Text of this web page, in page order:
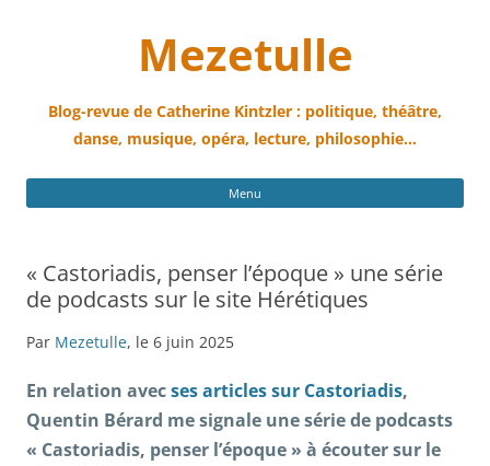
Mezetulle
Blog-revue de Catherine Kintzler : politique, théâtre,
danse, musique, opéra, lecture, philosophie…
Menu
« Castoriadis, penser l’époque » une série
de podcasts sur le site Hérétiques
Par Mezetulle, le 6 juin 2025
En relation avecses articles sur Castoriadis,
Quentin Bérard me signale une série de podcasts
« Castoriadis, penser l’époque » à écouter sur le